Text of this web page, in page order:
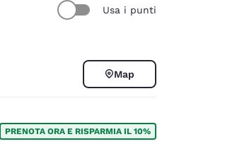
Usa i punti
Map
PRENOTA ORA E RISPARMIA IL 10%